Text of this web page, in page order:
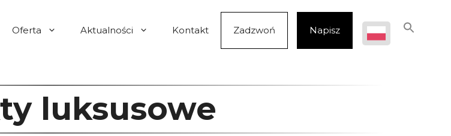
Oferta Aktualności Kontakt Zadzwoń Napisz
luksusowe